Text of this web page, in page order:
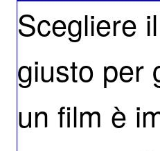
Scegliere
giusto per
un film è